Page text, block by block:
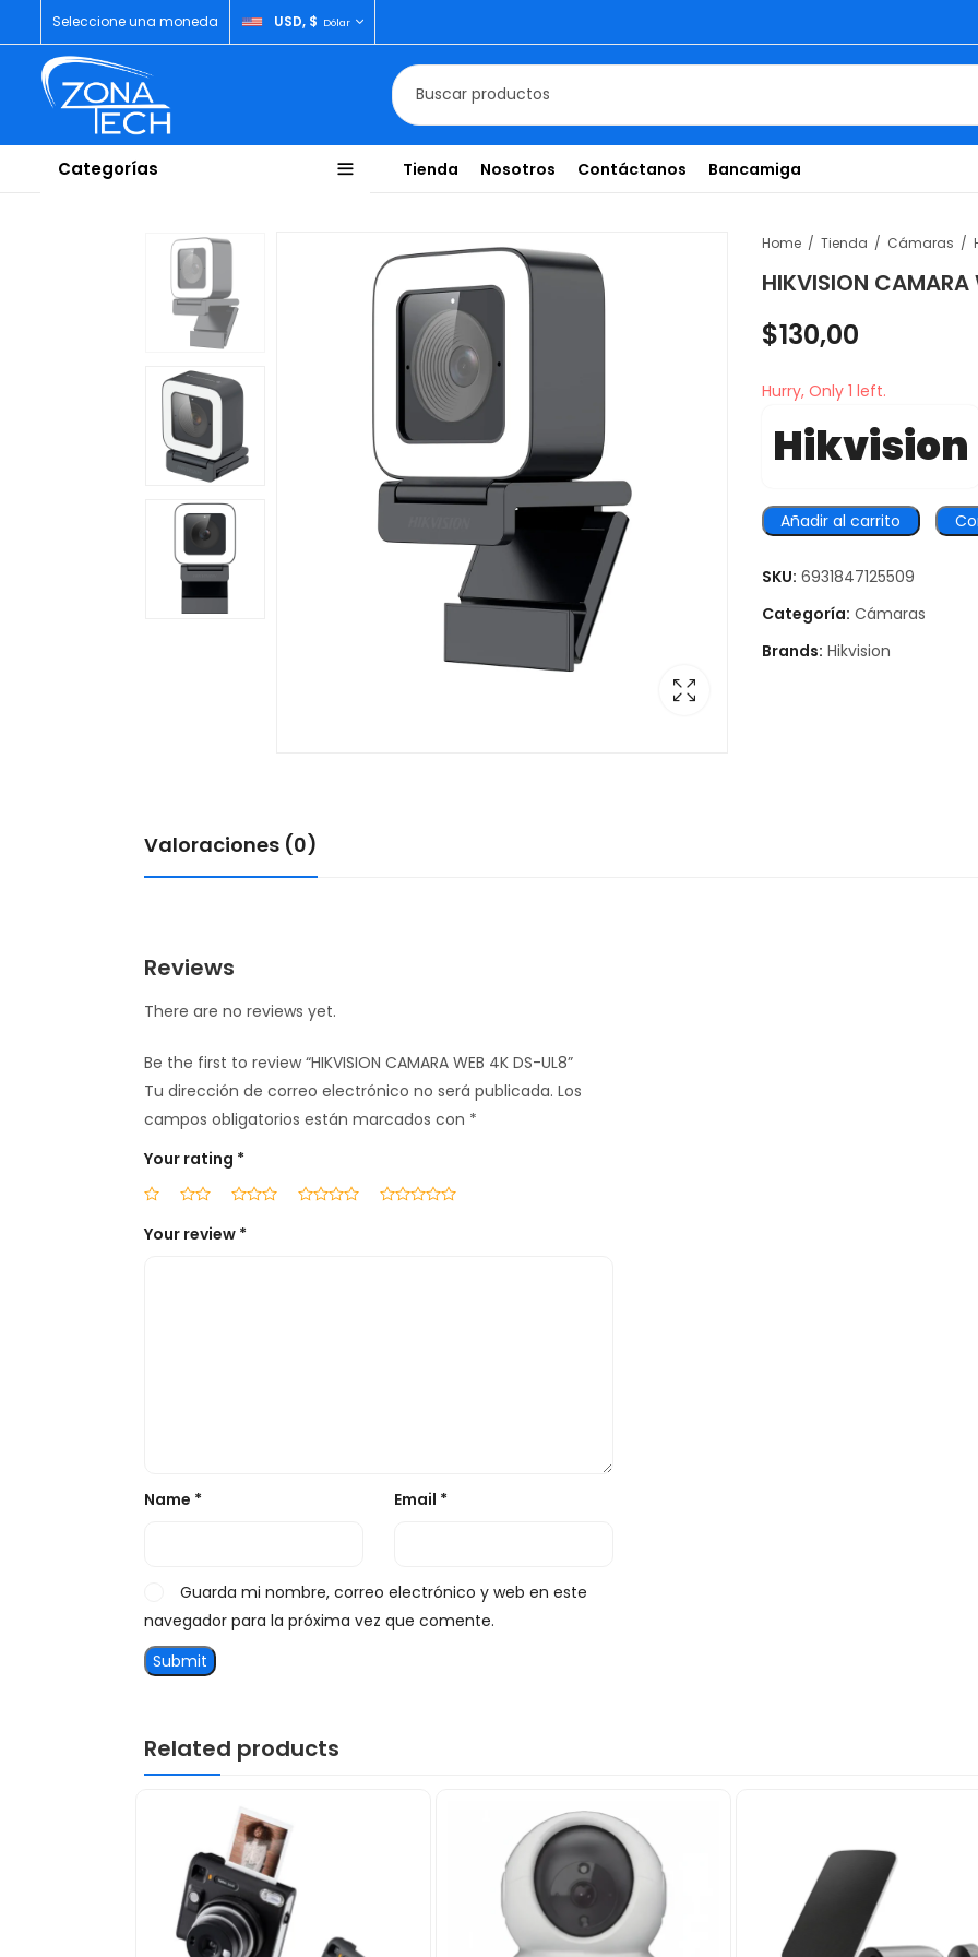
Seleccione una moneda USD, $ Dólar
Categorías Tienda Nosotros Contáctanos Bancamiga
Home Tienda Cámaras
HIKVISION
$130,00
Hurry, Only 1 left.
Hikvision
Añadir al carrito
SKU: 6931847125509
Categoría: Cámaras
Brands: Hikvision
Valoraciones (0)
Reviews
There are no reviews yet.
Be the first to review “HIKVISION CAMARA WEB 4K DS-UL8”
Tu dirección de correo electrónico no será publicada. Los
campos obligatorios están marcados con *
Your rating *
Your review *
Name * Email *
Guarda mi nombre, correo electrónico y web en este
navegador para la próxima vez que comente.
Related products